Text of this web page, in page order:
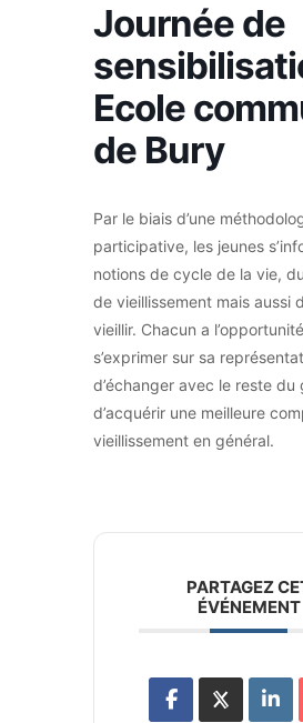
Journée de
Ecole
de Bury
Par le biais d’une
participative, les jeunes
notions de cycle de la vie,
de vieillissement mais aussi
vieillir. Chacun a
s’exprimer sur sa
d’échanger avec le reste du
d’acquérir une meilleure
vieillissement en général.
PARTAGEZ
ÉVÉNEMENT